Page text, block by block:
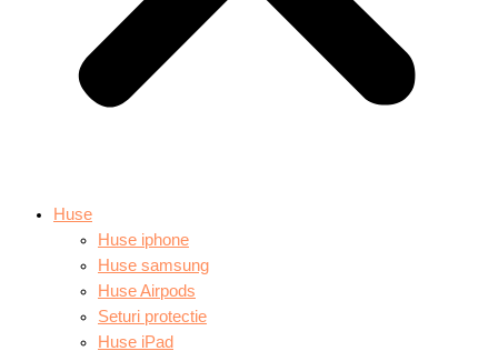
Huse
Huse iphone
Huse samsung
Huse Airpods
Seturi protectie
Huse iPad